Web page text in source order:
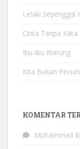
Lelaki Sepenggal
Cinta Tanpa Kata
Ibu-ibu Warung
Kita Bukan
KOMENTAR
Muhammad